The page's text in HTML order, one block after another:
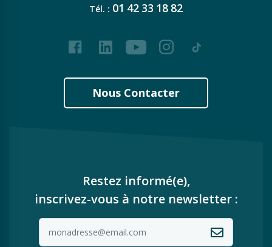
Tél. : 01 42 33 18 82
FacebookLinkedInYoutubeInstagram
Tiktok
Nous Contacter
Restez informé(e),
inscrivez-vous à notre newsletter :